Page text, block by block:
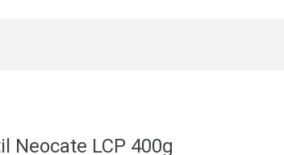
Neocate LCP 400g